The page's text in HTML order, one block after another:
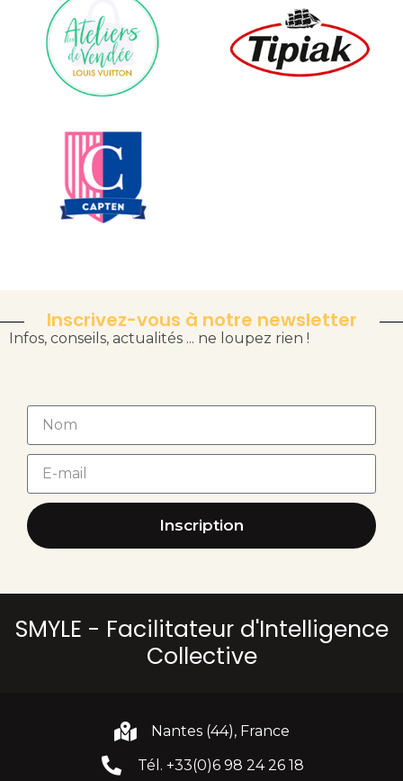
Inscrivez-vous à notre newsletter
Infos, conseils, actualités ... ne loupez rien !
Inscription
SMYLE - Facilitateur d'Intelligence
Collective
Nantes (44), France
Tél. +33(0)6 98 24 26 18